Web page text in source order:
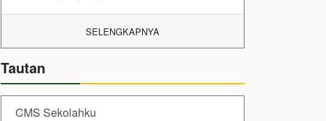
SELENGKAPNYA
Tautan
CMS Sekolahku